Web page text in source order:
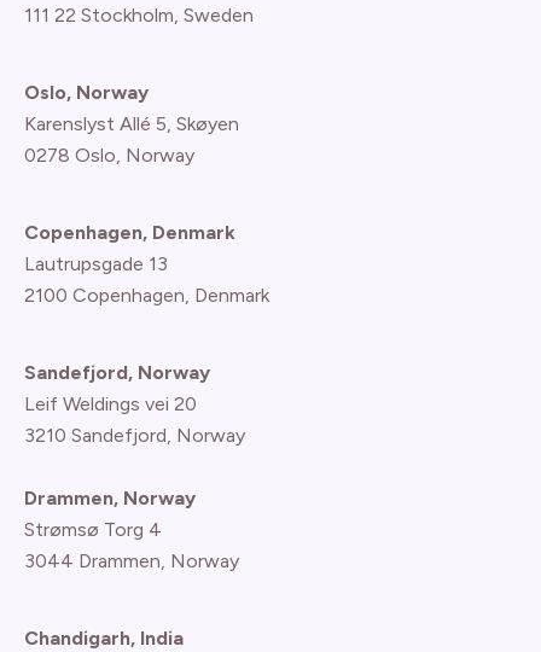
111 22 Stockholm, Sweden
Oslo, Norway
Karenslyst Allé 5, Skøyen
0278 Oslo, Norway
Copenhagen, Denmark
Lautrupsgade 13
2100 Copenhagen, Denmark
Sandefjord, Norway
Leif Weldings vei 20
3210 Sandefjord, Norway
Drammen, Norway
Strømsø Torg 4
3044 Drammen, Norway
Chandigarh, India